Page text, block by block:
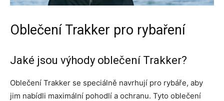
Oblečení Trakker pro rybaření
Jaké jsou výhody oblečení Trakker?
Oblečení Trakker se speciálně navrhují pro rybáře, aby
jim nabídli maximální pohodlí a ochranu. Tyto oblečení